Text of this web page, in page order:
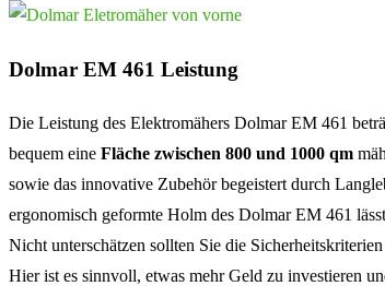
Dolmar EM 461 Leistung
Die Leistung des Elektromähers Dolmar EM 461
bequem eine Fläche zwischen 800 und 1000 qm
sowie das innovative Zubehör begeistert durch
ergonomisch geformte Holm des Dolmar EM 461
Nicht unterschätzen sollten Sie die
Hier ist es sinnvoll, etwas mehr Geld zu investieren